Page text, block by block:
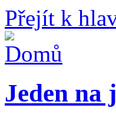
Přejít k
Jeden na